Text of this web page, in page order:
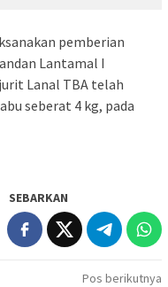
pemberian
Lantamal I
Lanal TBA telah
seberat 4 kg, pada
SEBARKAN
Pos berikutnya